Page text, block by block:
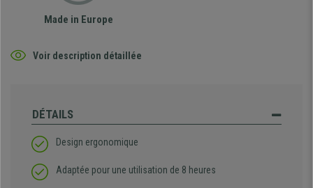
Made in Europe
Voir description détaillée
DÉTAILS
Design ergonomique
Adaptée pour une utilisation de 8 heures